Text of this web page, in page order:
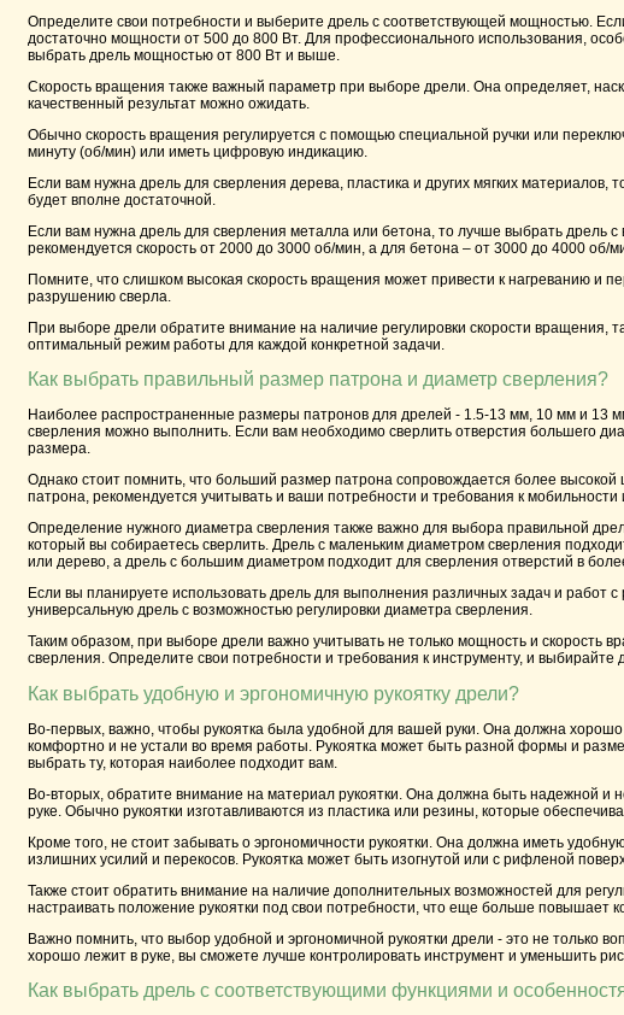
Определите свои потребности и выберите дрель с соответствующей мощностью.
достаточно мощности от 500 до 800 Вт. Для профессионального использования,
выбрать дрель мощностью от 800 Вт и выше.
Скорость вращения также важный параметр при выборе дрели. Она определяет,
качественный результат можно ожидать.
Обычно скорость вращения регулируется с помощью специальной ручки или
минуту (об/мин) или иметь цифровую индикацию.
Если вам нужна дрель для сверления дерева, пластика и других мягких
будет вполне достаточной.
Если вам нужна дрель для сверления металла или бетона, то лучше выбрать дрель
рекомендуется скорость от 2000 до 3000 об/мин, а для бетона – от 3000 до 4000 об/
Помните, что слишком высокая скорость вращения может привести к нагреванию и
разрушению сверла.
При выборе дрели обратите внимание на наличие регулировки скорости вращения,
оптимальный режим работы для каждой конкретной задачи.
Как выбрать правильный размер патрона и диаметр сверления?
Наиболее распространенные размеры патронов для дрелей - 1.5-13 мм, 10 мм и 13
сверления можно выполнить. Если вам необходимо сверлить отверстия большего
размера.
Однако стоит помнить, что больший размер патрона сопровождается более
патрона, рекомендуется учитывать и ваши потребности и требования к мобильности
Определение нужного диаметра сверления также важно для выбора правильной
который вы собираетесь сверлить. Дрель с маленьким диаметром сверления
или дерево, а дрель с большим диаметром подходит для сверления отверстий в
Если вы планируете использовать дрель для выполнения различных задач и
универсальную дрель с возможностью регулировки диаметра сверления.
Таким образом, при выборе дрели важно учитывать не только мощность и скорость
сверления. Определите свои потребности и требования к инструменту, и выбирайте
Как выбрать удобную и эргономичную рукоятку дрели?
Во-первых, важно, чтобы рукоятка была удобной для вашей руки. Она должна
комфортно и не устали во время работы. Рукоятка может быть разной формы и
выбрать ту, которая наиболее подходит вам.
Во-вторых, обратите внимание на материал рукоятки. Она должна быть надежной и
руке. Обычно рукоятки изготавливаются из пластика или резины, которые
Кроме того, не стоит забывать о эргономичности рукоятки. Она должна иметь
излишних усилий и перекосов. Рукоятка может быть изогнутой или с рифленой
Также стоит обратить внимание на наличие дополнительных возможностей для
настраивать положение рукоятки под свои потребности, что еще больше повышает
Важно помнить, что выбор удобной и эргономичной рукоятки дрели - это не только
хорошо лежит в руке, вы сможете лучше контролировать инструмент и уменьшить
Как выбрать дрель с соответствующими функциями и